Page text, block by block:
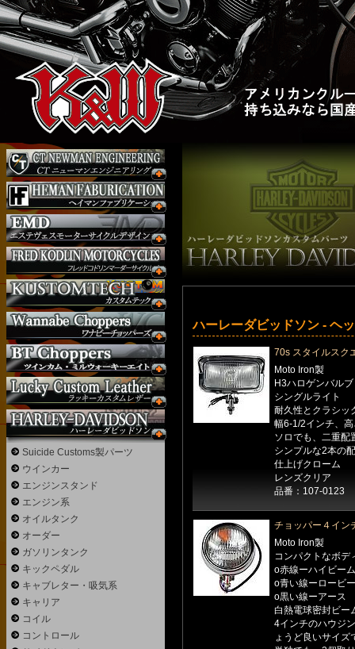
ハーレーダビッドソン - ヘ
70s スタイルスク
Moto Iron製
H3ハロゲンバルブ
シングルライト
耐久性とクラシッ
幅6-1/2インチ、
ソロでも、二重配
シンプルな2本の
仕上げクローム
レンズクリア
品番：107-0123
チョッパー４イン
Moto Iron製
コンパクトなボデ
o赤線ーハイビーム
o青い線ーロービ
o黒い線ーアース
白熱電球密封ビー
4インチのハウジ
ょうど良いサイズ
Suicide Customs製パーツ
ウインカー
エンジンスタンド
エンジン系
オイルタンク
オーダー
ガソリンタンク
キックペダル
キャブレター・吸気系
キャリア
コイル
コントロール